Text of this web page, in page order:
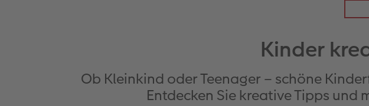
Kinder
Ob Kleinkind oder Teenager – schöne
Entdecken Sie kreative Tipps und